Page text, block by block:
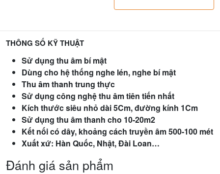
Sử dụng thu âm bí mật
Dùng cho hệ thống nghe lén, nghe bí mật
Thu âm thanh trung thực
Sử dụng công nghệ thu âm tiên tiến nhất
Kích thước siêu nhỏ dài 5Cm, đường kính 1Cm
Sử dụng thu âm thanh cho 10-20m2
Kết nối có dây, khoảng cách truyền âm 500-100 mét
Xuất xứ: Hàn Quốc, Nhật, Đài Loan…
Đánh giá sản phẩm
THÔNG SỐ KỸ THUẬT